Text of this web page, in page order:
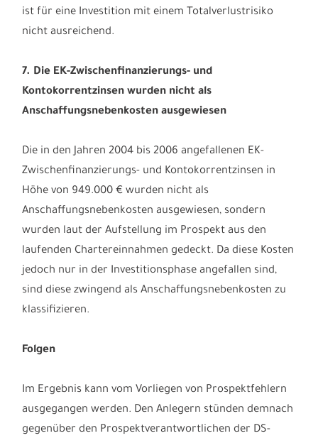
ist für eine Investition mit einem Totalverlustrisiko
nicht ausreichend.
7. Die EK-Zwischenfinanzierungs- und
Kontokorrentzinsen wurden nicht als
Anschaffungsnebenkosten ausgewiesen
Die in den Jahren 2004 bis 2006 angefallenen EK-
Zwischenfinanzierungs- und Kontokorrentzinsen in
Höhe von 949.000 € wurden nicht als
Anschaffungsnebenkosten ausgewiesen, sondern
wurden laut der Aufstellung im Prospekt aus den
laufenden Chartereinnahmen gedeckt. Da diese Kosten
jedoch nur in der Investitionsphase angefallen sind,
sind diese zwingend als Anschaffungsnebenkosten zu
klassifizieren.
Folgen
Im Ergebnis kann vom Vorliegen von Prospektfehlern
ausgegangen werden. Den Anlegern stünden demnach
gegenüber den Prospektverantwortlichen der DS-